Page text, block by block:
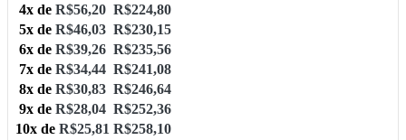
4x de R$56,20 R$224,80
5x de R$46,03 R$230,15
6x de R$39,26 R$235,56
7x de R$34,44 R$241,08
8x de R$30,83 R$246,64
9x de R$28,04 R$252,36
10x de R$25,81 R$258,10